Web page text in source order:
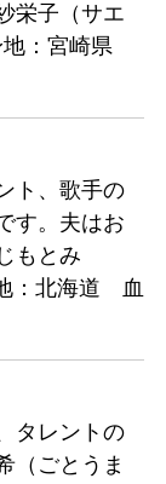
栄子（サエ
地：宮崎県
ト、歌手の
す。夫はお
もとみ
：北海道 血
タレントの
（ごとうま